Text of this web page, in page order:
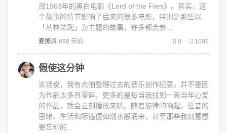
部1963年的黑白电影《Lord of the Flies》。其实，这
个故事的情节影响了后来的很多电影，特别是那些以
「丛林法则」为主题的故事，许多都会参...
麦振鸿 698 天前 0 1009
假使这分钟
实话说，我有点怕整理过去的音乐创作纪录。并不是因
为作品太多且零碎，更多的是每当我找到一首当年心爱
的作品，就会立刻播放来听。随着旋律的响起，往昔的
思绪、生活和际遇便如潮水般涌来，甚至那些我刻意想
要忘却的...